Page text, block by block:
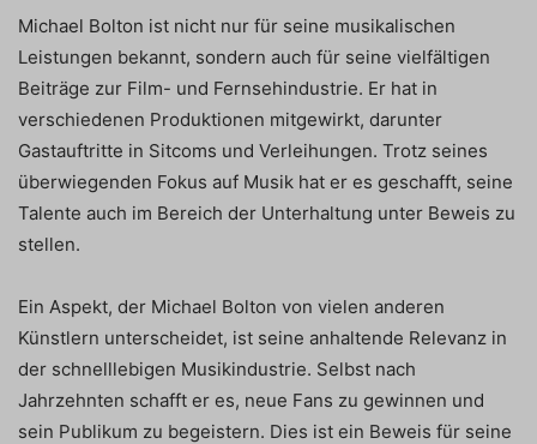
Michael Bolton ist nicht nur für seine musikalischen
Leistungen bekannt, sondern auch für seine vielfältigen
Beiträge zur Film- und Fernsehindustrie. Er hat in
verschiedenen Produktionen mitgewirkt, darunter
Gastauftritte in Sitcoms und Verleihungen. Trotz seines
überwiegenden Fokus auf Musik hat er es geschafft, seine
Talente auch im Bereich der Unterhaltung unter Beweis zu
stellen.
Ein Aspekt, der Michael Bolton von vielen anderen
Künstlern unterscheidet, ist seine anhaltende Relevanz in
der schnelllebigen Musikindustrie. Selbst nach
Jahrzehnten schafft er es, neue Fans zu gewinnen und
sein Publikum zu begeistern. Dies ist ein Beweis für seine